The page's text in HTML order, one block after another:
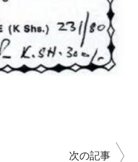
次の記事